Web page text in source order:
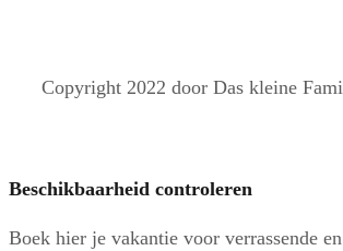
Copyright 2022 door Das kleine
Beschikbaarheid controleren
Boek hier je vakantie voor verrassende